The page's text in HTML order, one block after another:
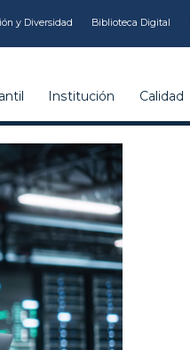
y Diversidad Biblioteca Digital
Institución Calidad